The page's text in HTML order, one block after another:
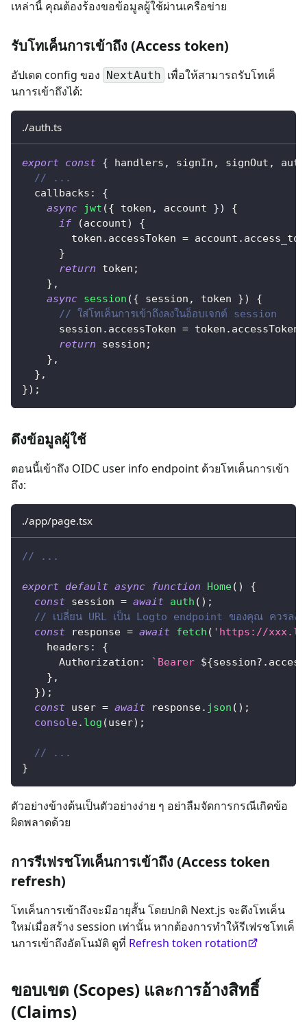
เหล่านี้ คุณต้องร้องขอข้อมูลผู้ใช้ผ่านเครือข่าย
รับโทเค็นการเข้าถึง (Access token)
อัปเดต config ของ NextAuth เพื่อให้สามารถรับโทเค็
นการเข้าถึงได้:
./auth.ts
export const { handlers , signIn , signOut ,
// ...
  callbacks
:
{
async
jwt ({ token , account })
{
if
(account)
{
        token
. accessToken = account .
}
return token ;
} ,
async session ({ session , token })
{
// ใส่โทเค็นการเข้าถึงลงในอ็อบเจกต์ session
      session
. accessToken = token . accessToken
return session ;
} ,
} ,
}) ;
ดึงข้อมูลผู้ใช้
ตอนนี้เข้าถึง OIDC user info endpoint ด้วยโทเค็นการเข้า
ถึง:
./app/page.tsx
// ...
export default async function Home( )
{
const session = await auth ( ) ;
// เปลี่ยน URL เป็น Logto endpoint ของคุณ ควรลง
const response = await fetch ( 'https://
    headers
:
{
      Authorization
: ` Bearer ${session?.
} ,
}) ;
const user = await response. json ( ) ;
console. log (user) ;
// ...
}
ตัวอย่างข้างต้นเป็นตัวอย่างง่าย ๆ อย่าลืมจัดการกรณีเกิดข้อ
ผิดพลาดด้วย
การรีเฟรชโทเค็นการเข้าถึง (Access token
refresh)
โทเค็นการเข้าถึงจะมีอายุสั้น โดยปกติ Next.js จะดึงโทเค็น
ใหม่เมื่อสร้าง session เท่านั้น หากต้องการทำให้รีเฟรชโทเค็
นการเข้าถึงอัตโนมัติ ดูที่ Refresh token rotation
ขอบเขต (Scopes) และการอ้างสิทธิ์
(Claims)